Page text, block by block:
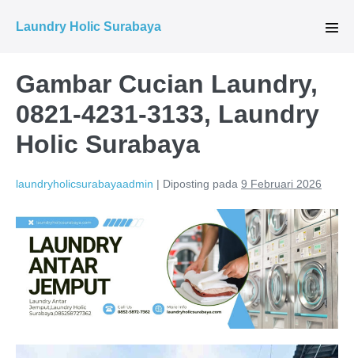
Laundry Holic Surabaya
Gambar Cucian Laundry,
0821-4231-3133, Laundry
Holic Surabaya
laundryholicsurabayaadmin | Diposting pada 9 Februari 2026